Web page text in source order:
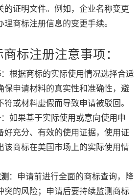
的证明文件。例如，企业名称变更
商标注册信息的变更手续。
标注册注意事项：
：根据商标的实际使用情况选择合适
保申请材料的真实性和准确性，避
或材料虚假而导致申请被驳回。
：如果基于实际使用或意向使用申
好充分、有效的使用证据，使用证
该商标在美国市场上的实际使用情
：申请前进行全面的商标查询，降
突的风险；申请后要持续监测商标